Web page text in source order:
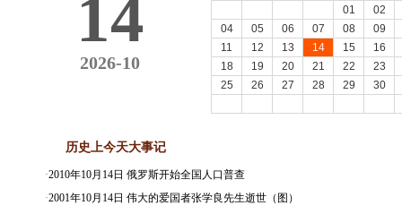
14
2026-10
01
02
04
05 06 07 08
09
11
12 13 14 15
16
18
19 20 21 22
23
25
26 27 28 29 30
历史上今天大事记
·2010年10月14日 俄罗斯开始全国人口普查
·2001年10月14日 伟大的爱国者张学良先生逝世（图）